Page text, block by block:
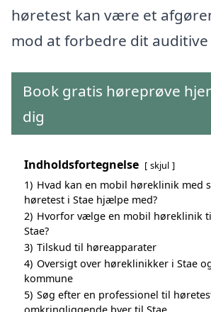
høretest kan være et
mod at forbedre dit
Book gratis høreprøve
dig
Indholdsfortegnelse skjul
1) Hvad kan en mobil høreklinik med
høretest i Stae hjælpe med?
2) Hvorfor vælge en mobil høreklinik
Stae?
3) Tilskud til høreapparater
4) Oversigt over høreklinikker i Stae
kommune
5) Søg efter en professionel til